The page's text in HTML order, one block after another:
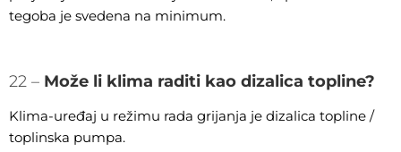
tegoba je svedena na minimum.
22 – Može li klima raditi kao dizalica topline?
Klima-uređaj u režimu rada grijanja je dizalica topline /
toplinska pumpa.